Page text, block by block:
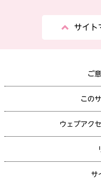
サイト
ご
この
ウェブアク
サ